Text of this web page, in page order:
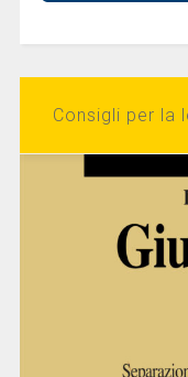
Consigli per la